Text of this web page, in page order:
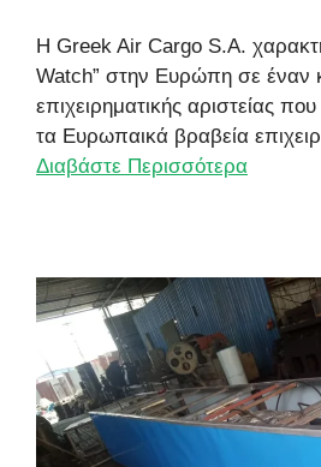
Η Greek Air Cargo S.A.
Watch” στην Ευρώπη σε έναν
επιχειρηματικής αριστείας
τα Ευρωπαικά βραβεία
Διαβάστε Περισσότερα